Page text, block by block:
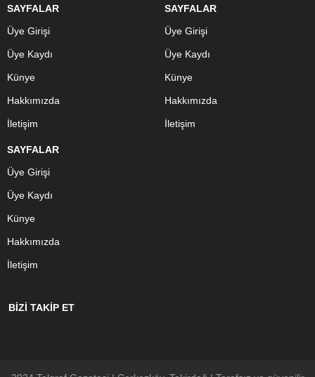
SAYFALAR
Üye Girişi
Üye Kaydı
Künye
Hakkımızda
İletişim
SAYFALAR
Üye Girişi
Üye Kaydı
Künye
Hakkımızda
İletişim
SAYFALAR
Üye Girişi
Üye Kaydı
Künye
Hakkımızda
İletişim
BİZİ TAKİP ET